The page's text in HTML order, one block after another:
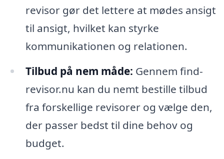
revisor gør det lettere at mødes ansigt
til ansigt, hvilket kan styrke
kommunikationen og relationen.
Tilbud på nem måde: Gennem find-
revisor.nu kan du nemt bestille tilbud
fra forskellige revisorer og vælge den,
der passer bedst til dine behov og
budget.